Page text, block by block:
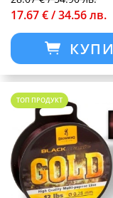
17.67 € / 34.56 лв.
КУПИ
ТОП ПРОДУКТ